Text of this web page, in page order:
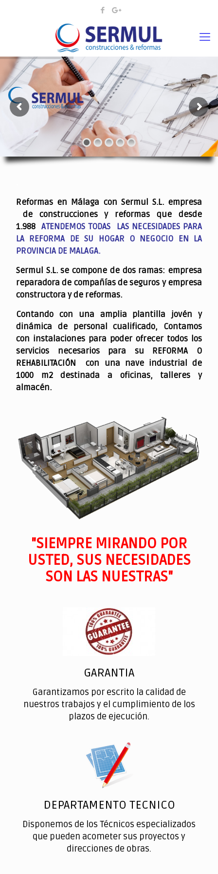
¡¡DAMOS VIDA A SUS
Reformas en Málaga con Sermul S.L. empresa
de construcciones y reformas que desde
1.988ATENDEMOS TODAS LAS NECESIDADES PARA
LA REFORMA DE SU HOGAR O NEGOCIO EN LA
PROVINCIA DE MALAGA.
Sermul S.L. se compone de dos ramas: empresa
reparadora de compañías de seguros y empresa
constructora y de reformas.
Contando con una amplia plantilla jovén y
dinámica de personal cualificado, Contamos
con instalaciones para poder ofrecer todos los
servicios necesarios para su REFORMA O
REHABILITACIÓN con una nave industrial de
1000 m2 destinada a oficinas, talleres y
almacén.
"SIEMPRE MIRANDO POR
USTED, SUS NECESIDADES
SON LAS NUESTRAS"
GARANTIA
Garantizamos por escrito la calidad de
nuestros trabajos y el cumplimiento de los
plazos de ejecución.
DEPARTAMENTO TECNICO
Disponemos de los Técnicos especializados
que pueden acometer sus proyectos y
direcciones de obras.